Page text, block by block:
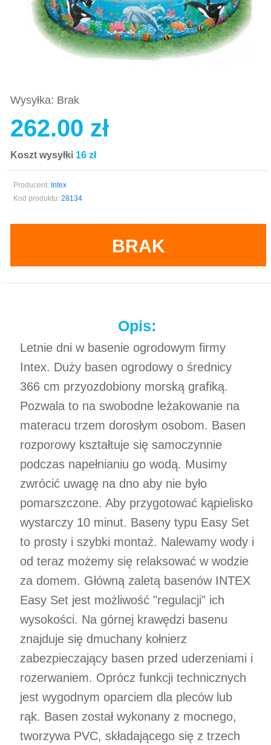
Wysyłka: Brak
BRAK
262.00 zł
Koszt wysyłki 16 zł
Producent: Intex
Kod produktu: 28134
Opis:
Letnie dni w basenie ogrodowym firmy
Intex. Duży basen ogrodowy o średnicy
366 cm przyozdobiony morską grafiką.
Pozwala to na swobodne leżakowanie na
materacu trzem dorosłym osobom. Basen
rozporowy kształtuje się samoczynnie
podczas napełnianiu go wodą. Musimy
zwrócić uwagę na dno aby nie było
pomarszczone. Aby przygotować kąpielisko
wystarczy 10 minut. Baseny typu Easy Set
to prosty i szybki montaż. Nalewamy wody i
od teraz możemy się relaksować w wodzie
za domem. Główną zaletą basenów INTEX
Easy Set jest możliwość "regulacji" ich
wysokości. Na górnej krawędzi basenu
znajduje się dmuchany kołnierz
zabezpieczający basen przed uderzeniami i
rozerwaniem. Oprócz funkcji technicznych
jest wygodnym oparciem dla pleców lub
rąk. Basen został wykonany z mocnego,
tworzywa PVC, składającego się z trzech